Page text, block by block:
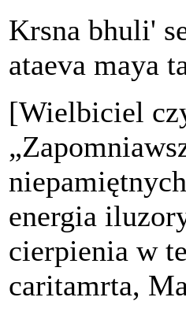
Krsna bhuli'
ataeva maya
[Wielbiciel
energia
cierpienia w
caritamrta,